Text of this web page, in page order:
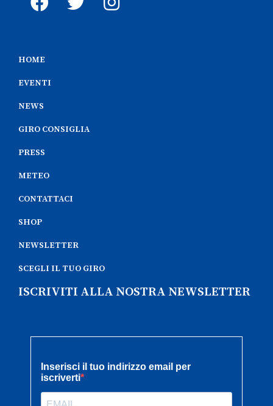
HOME
EVENTI
NEWS
GIRO CONSIGLIA
PRESS
METEO
CONTATTACI
SHOP
NEWSLETTER
SCEGLI IL TUO GIRO
ISCRIVITI ALLA NOSTRA NEWSLETTER